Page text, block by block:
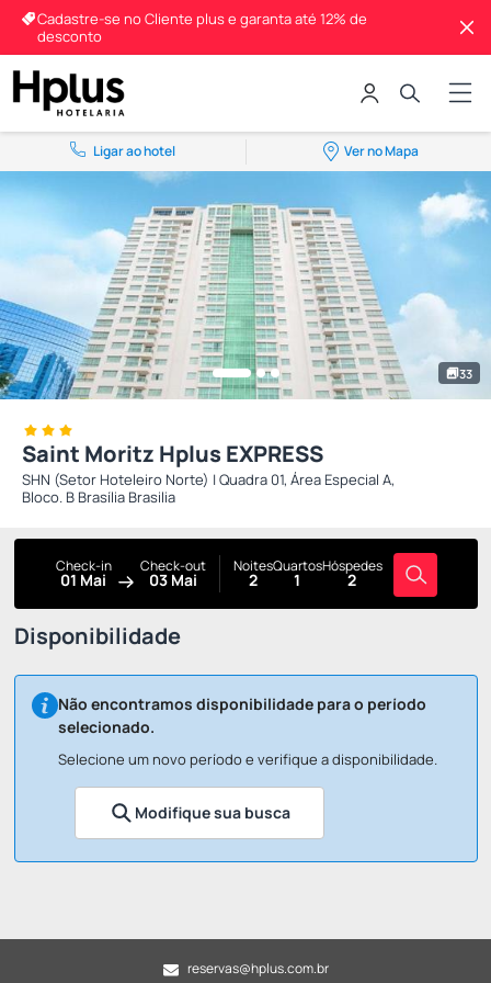
Cadastre-se no Cliente plus e garanta até 12% de
desconto
Ligar ao hotel Ver no Mapa
33
Saint Moritz Hplus EXPRESS
SHN (Setor Hoteleiro Norte) | Quadra 01, Área Especial A,
Bloco. B Brasília Brasilia
Check-in
01 Mai
Check-out
03 Mai
Noites
2
Quartos
1
Hóspedes
2
Disponibilidade
Não encontramos disponibilidade para o período
selecionado.
Selecione um novo período e verifique a disponibilidade.
Modifique sua busca
reservas@hplus.com.br